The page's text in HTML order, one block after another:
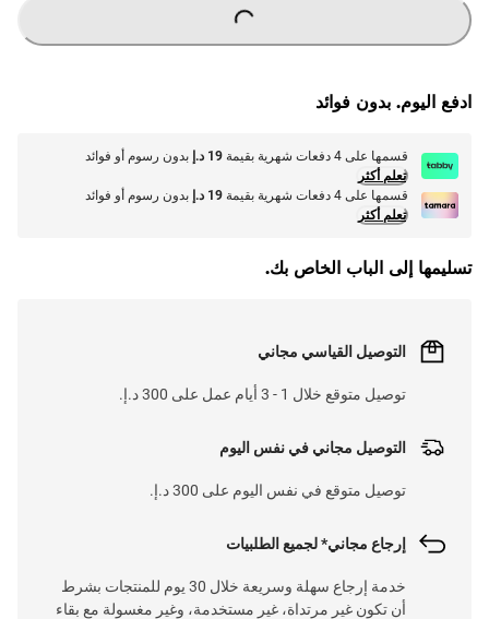
ادفع اليوم. بدون فوائد
قسمها على 4 دفعات شهرية بقيمة 19 د.إ
بدون رسوم أو فوائد
تعلم أكثر
قسمها على 4 دفعات شهرية بقيمة
19 د.إ
بدون رسوم أو فوائد
تعلم أكثر
تسليمها إلى الباب الخاص بك.
التوصيل القياسي مجاني
توصيل متوقع خلال 1 - 3 أيام عمل على 300 د.إ.
التوصيل مجاني في نفس اليوم
توصيل متوقع في نفس اليوم على 300 د.إ.
إرجاع مجاني* لجميع الطلبيات
خدمة إرجاع سهلة وسريعة خلال 30 يوم للمنتجات بشرط
أن تكون غير مرتداة، غير مستخدمة، وغير مغسولة مع بقاء